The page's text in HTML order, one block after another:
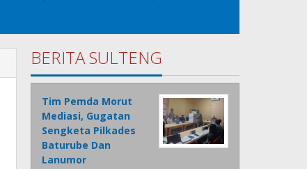
BERITA SULTENG
Tim Pemda Morut
Mediasi, Gugatan
Sengketa Pilkades
Baturube Dan
Lanumor